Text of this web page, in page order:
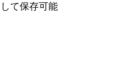
て保存可能